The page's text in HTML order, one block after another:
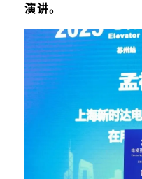
演讲。